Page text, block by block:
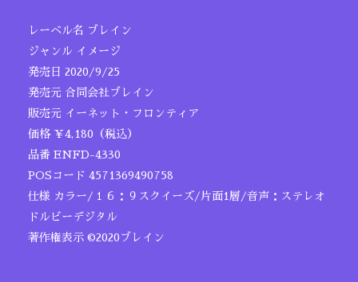
レーベル名 ブレイン
ジャンル イメージ
発売日 2020/9/25
発売元 合同会社ブレイン
販売元 イーネット・フロンティア
価格 ￥4,180（税込）
品番 ENFD-4330
POSコード 4571369490758
仕様 カラー/１６：９スクイーズ/片面1層/音声：ステレオ
ドルビーデジタル
著作権表示 ©2020ブレイン